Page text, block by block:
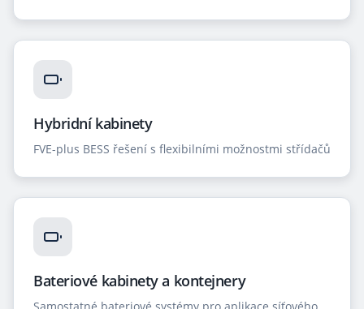
Hybridní kabinety
FVE-plus BESS řešení s flexibilními možnostmi střídačů
Bateriové kabinety a kontejnery